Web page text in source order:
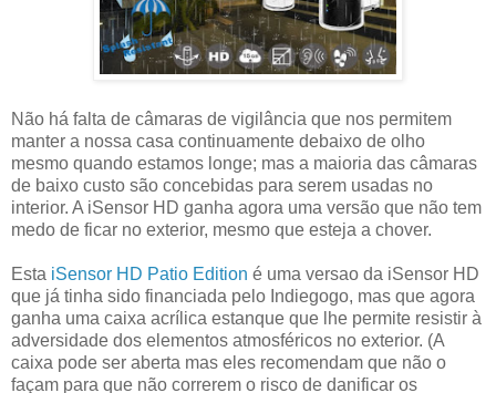
Não há falta de câmaras de vigilância que nos permitem
manter a nossa casa continuamente debaixo de olho
mesmo quando estamos longe; mas a maioria das câmaras
de baixo custo são concebidas para serem usadas no
interior. A iSensor HD ganha agora uma versão que não tem
medo de ficar no exterior, mesmo que esteja a chover.
Esta iSensor HD Patio Edition é uma versao da iSensor HD
que já tinha sido financiada pelo Indiegogo, mas que agora
ganha uma caixa acrílica estanque que lhe permite resistir à
adversidade dos elementos atmosféricos no exterior. (A
caixa pode ser aberta mas eles recomendam que não o
façam para que não correrem o risco de danificar os